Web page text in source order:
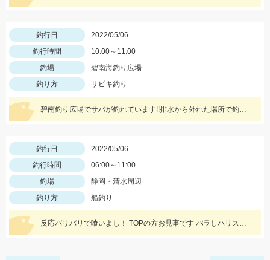
釣行日
2022/05/06
釣行時間
10:00～11:00
釣場
碧南海釣り広場
釣り方
サビキ釣り
碧南釣り広場でサバが釣れています!!排水から外れた場所で釣果が上がっていました!
釣行日
2022/05/06
釣行時間
06:00～11:00
釣場
静岡・清水周辺
釣り方
船釣り
反応バリバリで喰いよし！ TOPの方お見事です バラしハリス切れあり 7名